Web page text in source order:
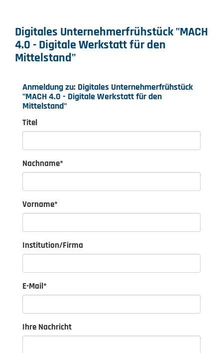
Digitales Unternehmerfrühstück "MACH
4.0 - Digitale Werkstatt für den
Mittelstand"
Anmeldung zu: Digitales Unternehmerfrühstück
"MACH 4.0 - Digitale Werkstatt für den
Mittelstand"
Titel
Nachname*
Vorname*
Institution/Firma
E-Mail*
Ihre Nachricht